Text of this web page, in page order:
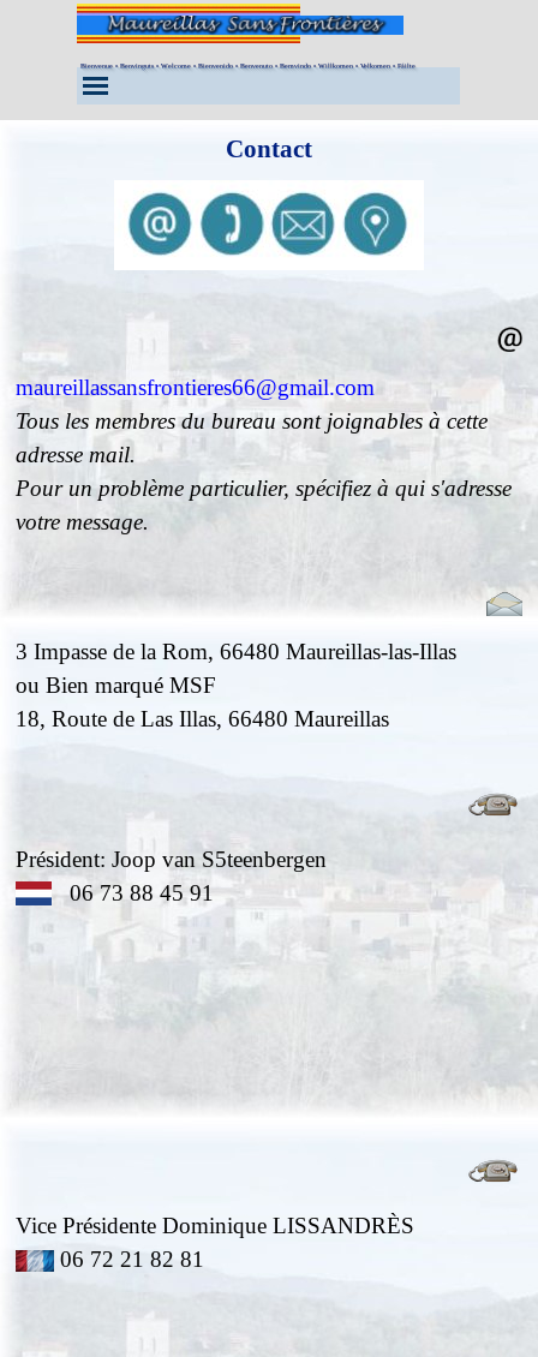
Aller au contenu
Bienvenue • Benvinguts • Welcome • Bienvenido • Benvenuto • Bemvindo • Willkomen • Velkomen • Fáilte
Contact
maureillassansfrontieres66@gmail.com
Tous les membres du bureau sont joignables à cette
adresse mail.
Pour un problème particulier, spécifiez à qui s'adresse
votre message.
3 Impasse de la Rom, 66480 Maureillas-las-Illas
ou Bien marqué MSF
18, Route de Las Illas, 66480 Maureillas
Président: Joop van S5teenbergen
06 73 88 45 91
Vice Présidente Dominique LISSANDRÈS
06 72 21 82 81